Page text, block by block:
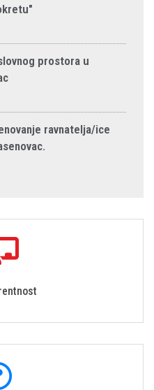
prostora u
ravnatelja/ice